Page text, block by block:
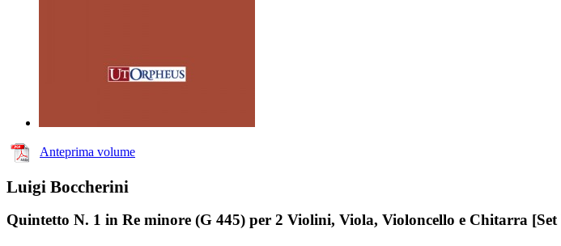
Anteprima volume
Luigi Boccherini
Quintetto N. 1 in Re minore (G 445) per 2 Violini, Viola, Violoncello e Chitarra